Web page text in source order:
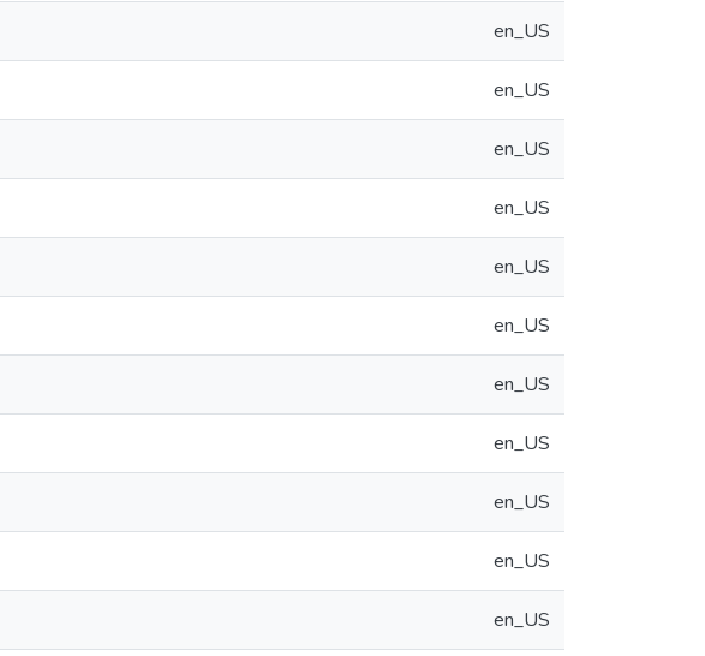
en_US
en_US
en_US
en_US
en_US
en_US
en_US
en_US
en_US
en_US
en_US